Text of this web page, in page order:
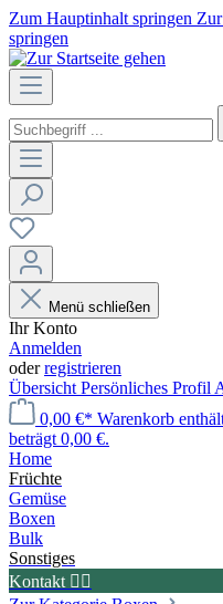
Zum Hauptinhalt springen
springen
Menü schließen
Ihr Konto
Anmelden
oderregistrieren
Übersicht Persönliches Profil
0,00 €* Warenkorb
beträgt 0,00 €.
Home
Früchte
Gemüse
Boxen
Bulk
Sonstiges
Kontakt ✍🏼